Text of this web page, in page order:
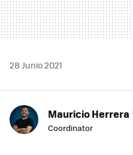
28 Junio 2021
Mauricio Herrera
Coordinator